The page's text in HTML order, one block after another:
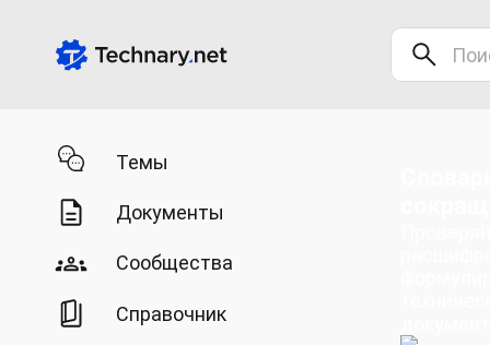
Темы
Документы
Сообщества
Справочник